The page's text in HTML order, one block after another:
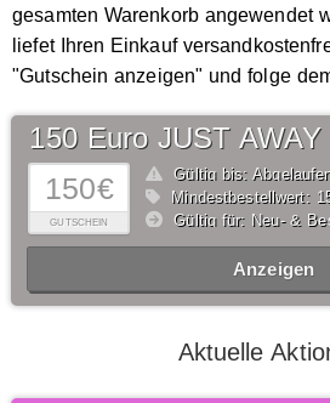
gesamten Warenkorb angewendet
liefet Ihren Einkauf
"Gutschein anzeigen" und folge
150€
GUTSCHEIN
150 Euro JUST
Gültig bis:
Mindestbestellwert:
Gültig für: Neu- &
Anzeigen
Aktuelle